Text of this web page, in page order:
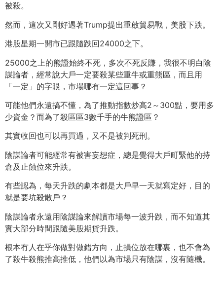
被殺。
然而，這次又剛好遇著Trump提出重啟貿易戰，美股下跌。
港股星期一開市已跟隨跌回24000之下。
25000之上的熊證始終不死，多次不死反賺， 我很不明白陰
謀論者，經常說大戶一定要殺某些重牛或重熊區， 而且用
「一定」的字眼，市場哪有一定這回事？
可能他們永遠搞不懂，為了推動指數炒高2～300點， 要用多
少資金？而為了殺區區3數千手的牛熊證區？
其實收回也可以再買過，又不是被判死刑。
陰謀論者可能經常有被害妄想症， 總是覺得大戶町緊他的持
倉及止蝕位來升跌。
有些認為，每天升跌的劇本都是大戶早一天就寫定好， 目的
就是要坑殺散戶？
陰謀論者永遠用陰謀論來解讀市場每一波升跌， 而不知道其
實大部分時間跟隨美股期貨升跌。
根本冇人在乎你做對做錯方向，止損位放在哪裏， 也不會為
了殺牛殺熊推高推低，他們以為市場只有陰謀，沒有隨機。